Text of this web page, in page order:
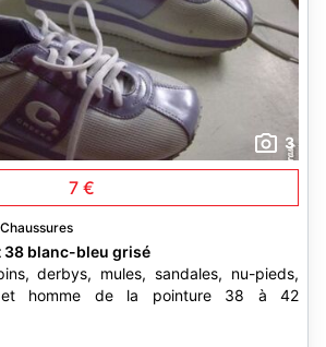
3
7 €
Chaussures
38 blanc-bleu grisé
derbys, mules, sandales, nu-pieds,
homme de la pointure 38 à 42